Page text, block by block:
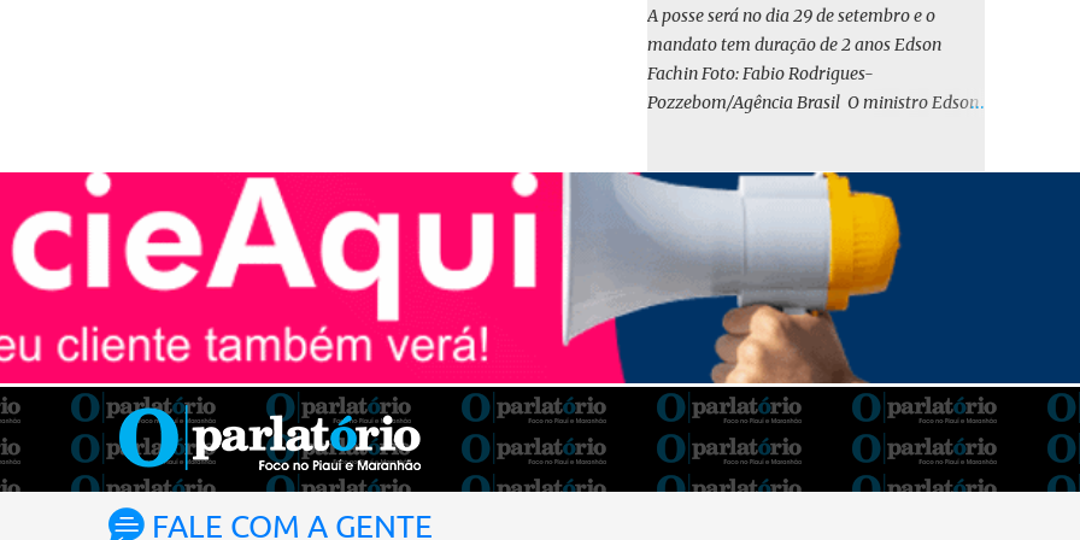
em iene japonês é mais vantajosa sob os
aspectos econômico e financeiro. Embora o
custo dos juros em dólares possa parecer
inferior no curto prazo, a opção pelo iene
tanto pela sua menor volatilidade cambial
quanto pela estabilidade da taxa de juros
atrelada à TONA”, explica. O deputado
Gustavo Neiva (PP) votou contra o projeto de
l...
A posse será no dia 29 de setembro e o
mandato tem duração de 2 anos Edson
Fachin Foto: Fabio Rodrigues-
Pozzebom/Agência Brasil O ministro Edson
Tribunal Federal (STF) pelos próximos dois
anos. O vice-presidente será o ministro
Alexandre de Moraes. A posse será no dia 29
de setembro. A votação foi feita de forma
simbólica pelo plenário da Corte.
Atualmente, Fachin é o vice-presidente e,
pelo critério de antiguidade, deve assumir o
cargo. Conforme o regimento interno, o
tribunal deve ser comandado pelo ministro
mais antigo que ainda não presidiu a Corte.
O novo presidente vai suceder a Luís Roberto
FALE COM A GENTE